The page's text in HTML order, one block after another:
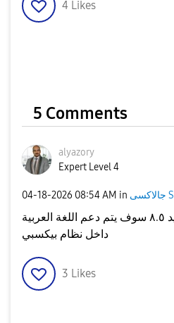
4 Likes
5 Comments
alyazory
Expert Level 4
‎04-18-2026 08:54 AM in جالاكسى S
نعم في التحديث الجديد ٨.٥ سوف يتم دعم اللغة العربية
داخل نظام بيكسبي
3 Likes